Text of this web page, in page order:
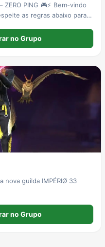
PING 🎮⚡ Bem-vindo
as regras abaixo para
🤝* Trate todos com
ofensivos, preconceito ou
no Grupo
Recrutamento de uma nova guilda IMPÉRIØ 33
no Grupo